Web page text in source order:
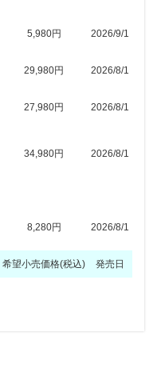
5,980円 2026/9/1
29,980円 2026/8/1
27,980円 2026/8/1
34,980円 2026/8/1
8,280円 2026/8/1
希望小売価格(税込) 発売日